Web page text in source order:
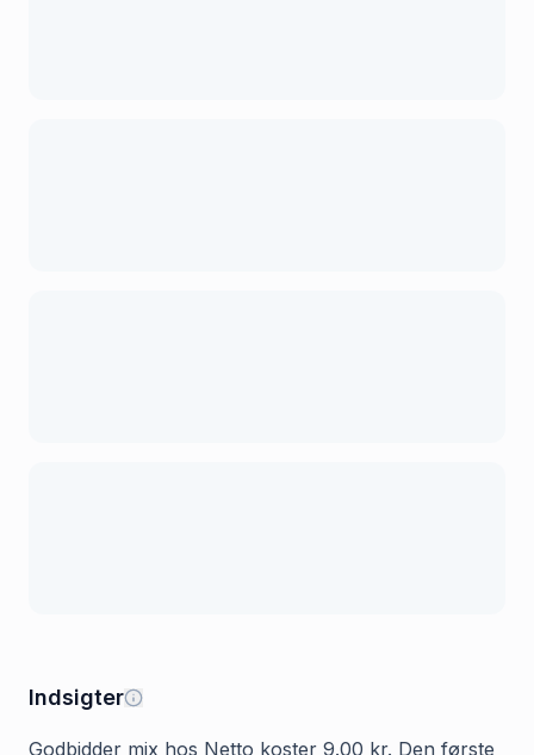
Indsigter
Godbidder mix hos Netto koster 9.00 kr. Den første